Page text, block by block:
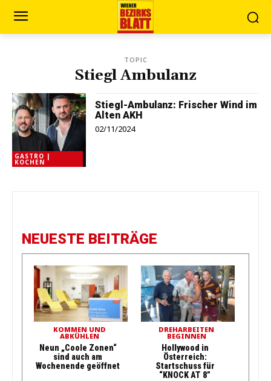
TOPIC
Stiegl Ambulanz
GASTRO |
KOCHEN
Stiegl-Ambulanz: Frischer Wind im
Alten AKH
02/11/2024
NEUESTE BEITRÄGE
KOMMEN UND
ABKÜHLEN
Neun „Coole Zonen“
sind auch am
Wochenende geöffnet
DREHARBEITEN
BEGINNEN
Hollywood in
Österreich:
Startschuss für
“KNOCK AT 8”